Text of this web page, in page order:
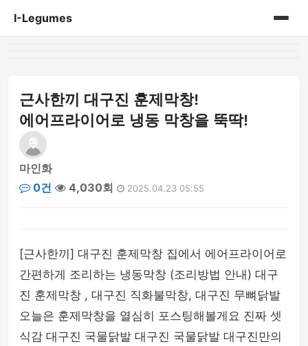
I-Legumes
근사한끼 대구진 훈제막창!
에어프라이어로 냉동 막창을 뚝딱!
마인화
0건
4,030회 2025.04.23 05:55
[근사한끼] 대구진 훈제막창 집에서 에어프라이어로
간편하게 조리하는 냉동막창 (조리방법 안내) 대구
진 훈제막창 , 대구진 직화불막창, 대구진 무뼈닭발
오늘은 훈제막창을 열심히 포스팅해볼게요 진짜 셋
식감 대구진 국물닭발 대구진 국물닭발 대구진만의